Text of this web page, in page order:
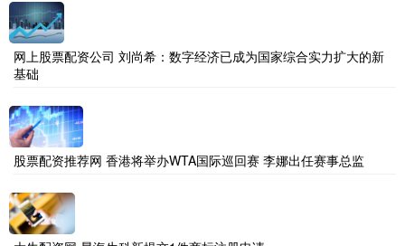
网上股票配资公司 刘尚希：数字经济已成为国家综合实力扩大的新
基础
股票配资推荐网 香港将举办WTA国际巡回赛 李娜出任赛事总监